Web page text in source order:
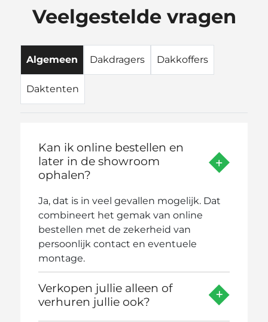
Veelgestelde vragen
Algemeen Dakdragers Dakkoffers
Daktenten
Kan ik online bestellen en
later in de showroom
ophalen?
Ja, dat is in veel gevallen mogelijk. Dat
combineert het gemak van online
bestellen met de zekerheid van
persoonlijk contact en eventuele
montage.
Verkopen jullie alleen of
verhuren jullie ook?